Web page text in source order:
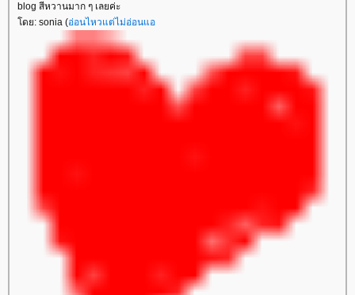
blog สีหวานมาก ๆ เลยค่ะ
ดย: sonia (อ่อนไหวแต่ไม่อ่อนแอ